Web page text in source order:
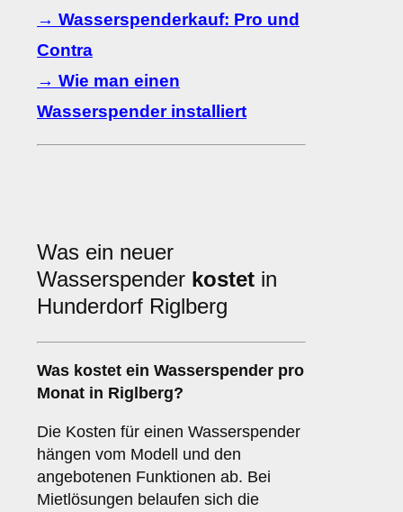
→ Wasserspenderkauf: Pro und
Contra
→ Wie man einen
Wasserspender installiert
Was ein neuer
Wasserspender kostet in
Hunderdorf Riglberg
Was kostet ein Wasserspender pro
Monat in Riglberg?
Die Kosten für einen Wasserspender
hängen vom Modell und den
angebotenen Funktionen ab. Bei
Mietlösungen belaufen sich die